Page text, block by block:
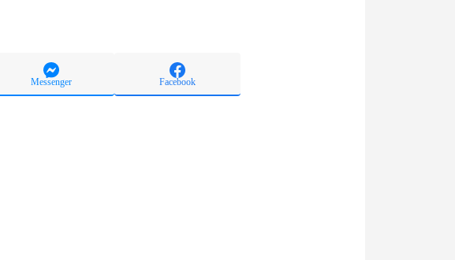
Facebook
Messenger